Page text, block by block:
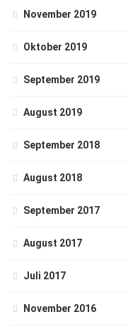
November 2019
Oktober 2019
September 2019
August 2019
September 2018
August 2018
September 2017
August 2017
Juli 2017
November 2016